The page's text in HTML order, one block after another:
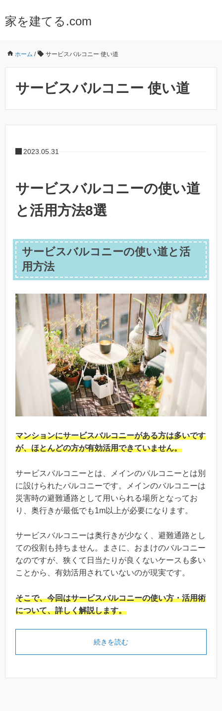
家を建てる.com
ホーム / サービスバルコニー 使い道
サービスバルコニー 使い道
2023.05.31
サービスバルコニーの使い道
と活用方法8選
サービスバルコニーの使い道と活
用方法
マンションにサービスバルコニーがある方は多いです
が、ほとんどの方が有効活用できていません。
サービスバルコニーとは、メインのバルコニーとは別
に設けられたバルコニーです。メインのバルコニーは
災害時の避難通路として用いられる場所となってお
り、奥行きが最低でも1m以上が必要になります。
サービスバルコニーは奥行きが少なく、避難通路とし
ての役割も持ちません。まさに、おまけのバルコニー
なのですが、狭くて日当たりが良くないケースも多い
ことから、有効活用されていないのが現実です。
そこで、今回はサービスバルコニーの使い方・活用術
について、詳しく解説します。
続きを読む